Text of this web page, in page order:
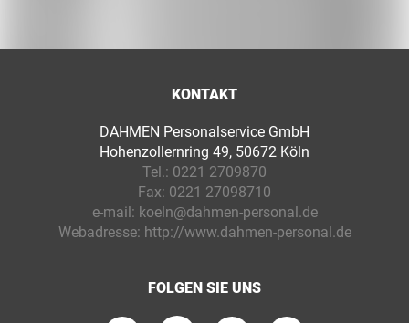
KONTAKT
DAHMEN Personalservice GmbH
Hohenzollernring 49, 50672 Köln
Tel.: 0221 2709870
Fax: 0221 27098710
e-mail: koeln@dahmen-personal.de
Webadresse: http://www.dahmen-personal.de
FOLGEN SIE UNS